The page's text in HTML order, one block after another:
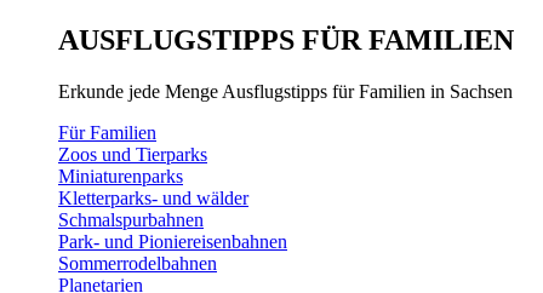
AUSFLUGSTIPPS FÜR FAMILIEN
Erkunde jede Menge Ausflugstipps für Familien in Sachsen
Für Familien
Zoos und Tierparks
Miniaturenparks
Kletterparks- und wälder
Schmalspurbahnen
Park- und Pioniereisenbahnen
Sommerrodelbahnen
Planetarien